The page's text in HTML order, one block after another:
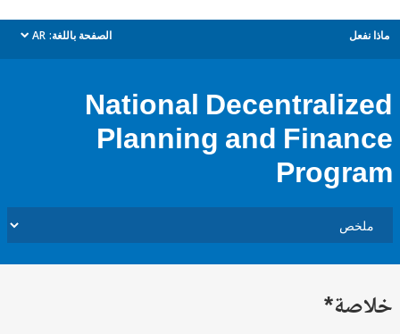
الصفحة باللغة: AR
dropdown
National
Planning and